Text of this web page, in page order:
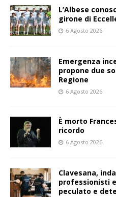
L’Albese
girone di
6 Agosto 2026
Emergenza
propone due
Regione
6 Agosto 2026
È morto
ricordo
6 Agosto 2026
Clavesana,
professionisti
peculato e